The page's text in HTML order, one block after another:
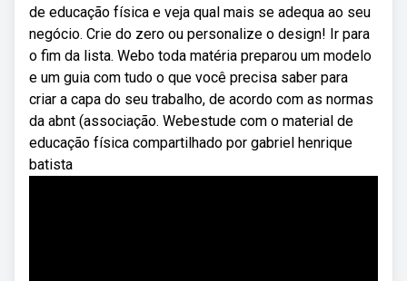
de educação física e veja qual mais se adequa ao seu
negócio. Crie do zero ou personalize o design! Ir para
o fim da lista. Webo toda matéria preparou um modelo
e um guia com tudo o que você precisa saber para
criar a capa do seu trabalho, de acordo com as normas
da abnt (associação. Webestude com o material de
educação física compartilhado por gabriel henrique
batista